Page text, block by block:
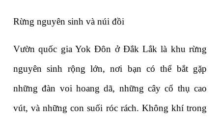
Rừng nguyên sinh và núi đồi
Vườn quốc gia Yok Đôn ở Đắk Lắk là khu rừng
nguyên sinh rộng lớn, nơi bạn có thể bắt gặp
những đàn voi hoang dã, những cây cổ thụ cao
vút, và những con suối róc rách. Không khí trong